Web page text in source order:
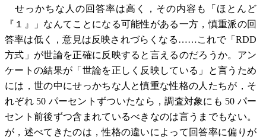
せっかちな人の回答率は高く，その内容も「ほとんど
『１』」なんてことになる可能性がある一方，慎重派の回
答率は低く，意見は反映されづらくなる……これで「RDD
方式」が世論を正確に反映すると言えるのだろうか。アン
ケートの結果が「世論を正しく反映している」と言うため
には，世の中にせっかちな人と慎重な性格の人たちが，そ
れぞれ 50 パーセントずついたなら，調査対象にも 50 パー
セント前後ずつ含まれているべきなのは言うまでもない。
が，述べてきたのは，性格の違いによって回答率に偏りが